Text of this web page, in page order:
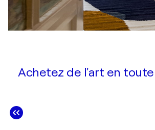
Achetez de l'art en